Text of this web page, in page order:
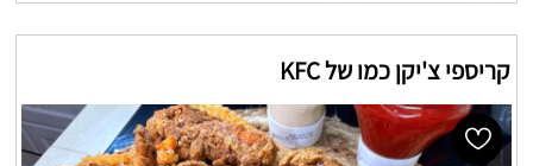
קריספי צ'יקן כמו של KFC